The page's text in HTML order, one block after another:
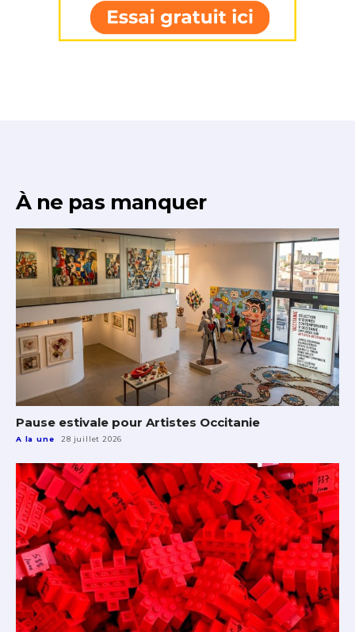
À ne pas manquer
Pause estivale pour Artistes Occitanie
A la une 28 juillet 2026